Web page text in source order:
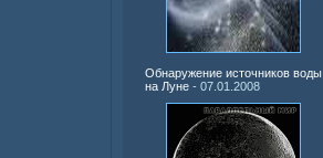
Обнаружение источников воды
на Луне - 07.01.2008